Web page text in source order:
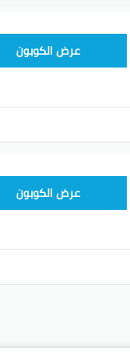
عرض الكوبون
عرض الكوبون